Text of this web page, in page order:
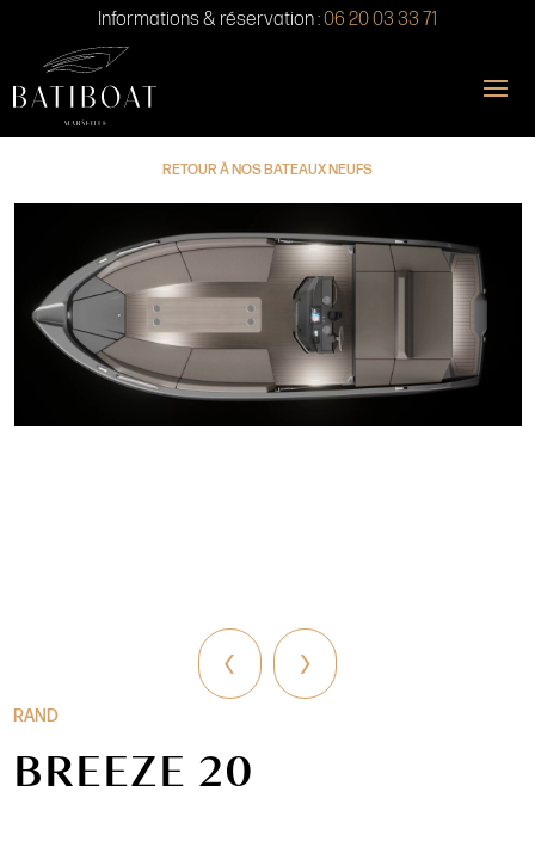
Informations & réservation :06 20 03 33 71
RETOUR À NOS BATEAUX NEUFS
‹ ›
RAND
BREEZE 20